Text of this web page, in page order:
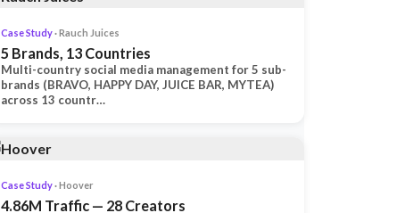
Case Study· Rauch Juices
5 Brands, 13 Countries
Multi-country social media management for 5 sub-
brands (BRAVO, HAPPY DAY, JUICE BAR, MYTEA)
across 13 countr…
Case Study· Hoover
4.86M Traffic — 28 Creators